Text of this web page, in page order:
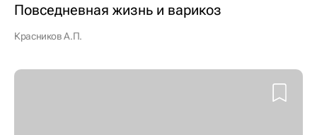
Повседневная жизнь и варикоз
Красников А.П.